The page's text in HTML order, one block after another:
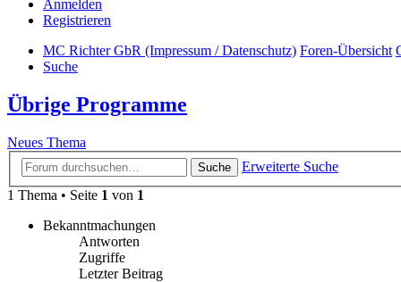
Anmelden
Registrieren
MC Richter GbR (Impressum / Datenschutz) Foren-Übersicht
Suche
Übrige Programme
Neues Thema
Suche
Erweiterte Suche
1 Thema • Seite 1 von 1
Bekanntmachungen
Antworten
Zugriffe
Letzter Beitrag